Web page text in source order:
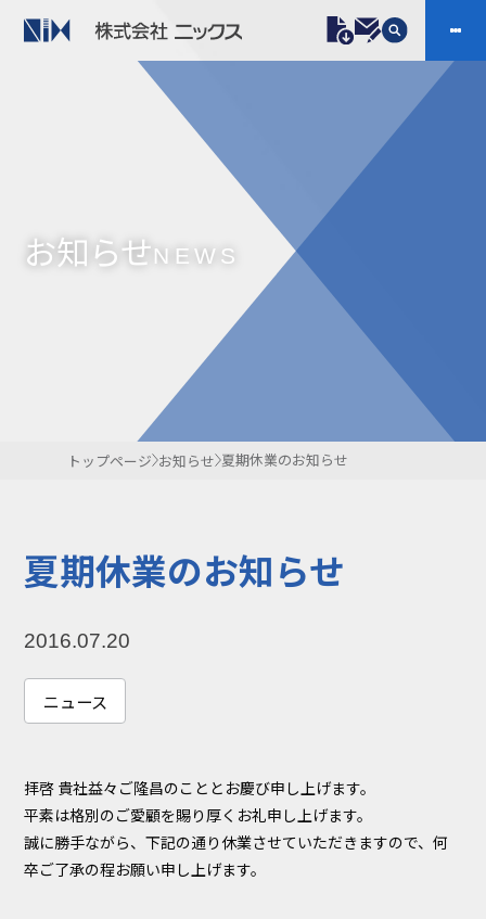
プラスチックファスナー 機構部品
ケーブルマーカー
樹脂継手、配管施工
防虫忌避製品ARINIX
プリント基板実装関連
会社案内
IR
お問い合わせ 開発・導入実績
よくあるご質問
NIXのサスティナ
環境負荷物質調
お知らせNEWS
トップページ お知らせ 夏期休業のお知らせ
夏期休業のお知らせ
2016.07.20
ニュース
拝啓 貴社益々ご隆昌のこととお慶び申し上げます。
平素は格別のご愛顧を賜り厚くお礼申し上げます。
誠に勝手ながら、下記の通り休業させていただきますので、何
卒ご了承の程お願い申し上げます。